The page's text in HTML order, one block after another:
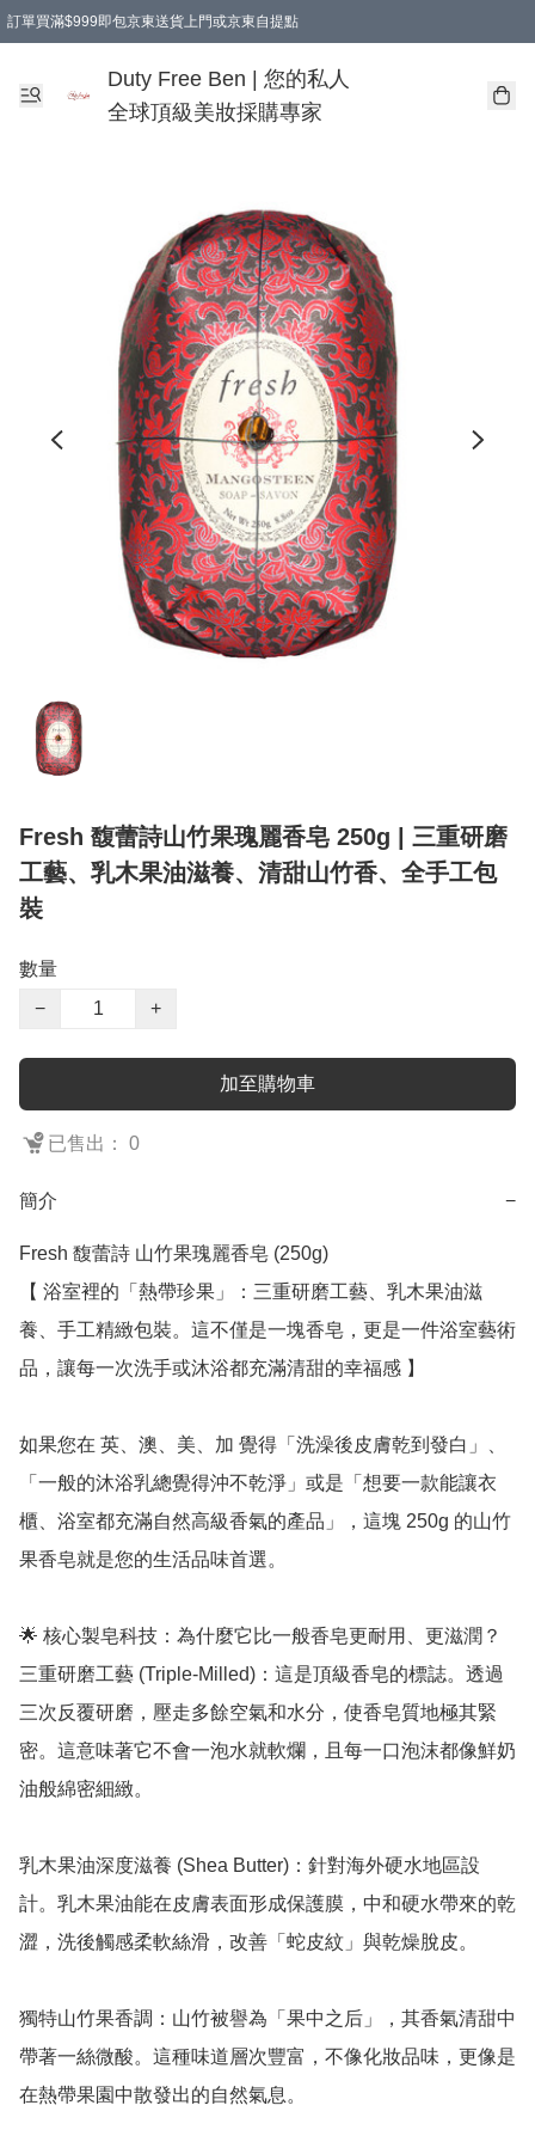
訂單買滿$999即包京東送貨上門或京東自提點
Duty Free Ben | 您的私人
全球頂級美妝採購專家
Fresh 馥蕾詩山竹果瑰麗香皂 250g | 三重研磨
工藝、乳木果油滋養、清甜山竹香、全手工包
裝
數量
−
+
加至購物車
已售出： 0
簡介 −
Fresh 馥蕾詩 山竹果瑰麗香皂 (250g)
【 浴室裡的「熱帶珍果」：三重研磨工藝、乳木果油滋
養、手工精緻包裝。這不僅是一塊香皂，更是一件浴室藝術
品，讓每一次洗手或沐浴都充滿清甜的幸福感 】
如果您在 英、澳、美、加 覺得「洗澡後皮膚乾到發白」、
「一般的沐浴乳總覺得沖不乾淨」或是「想要一款能讓衣
櫃、浴室都充滿自然高級香氣的產品」，這塊 250g 的山竹
果香皂就是您的生活品味首選。
🌟 核心製皂科技：為什麼它比一般香皂更耐用、更滋潤？
三重研磨工藝 (Triple-Milled)：這是頂級香皂的標誌。透過
三次反覆研磨，壓走多餘空氣和水分，使香皂質地極其緊
密。這意味著它不會一泡水就軟爛，且每一口泡沫都像鮮奶
油般綿密細緻。
乳木果油深度滋養 (Shea Butter)：針對海外硬水地區設
計。乳木果油能在皮膚表面形成保護膜，中和硬水帶來的乾
澀，洗後觸感柔軟絲滑，改善「蛇皮紋」與乾燥脫皮。
獨特山竹果香調：山竹被譽為「果中之后」，其香氣清甜中
帶著一絲微酸。這種味道層次豐富，不像化妝品味，更像是
在熱帶果園中散發出的自然氣息。